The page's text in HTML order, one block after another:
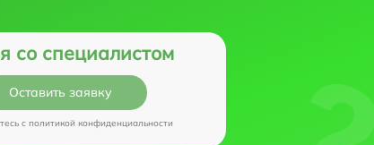
со специалистом
Оставить заявку
c политикой конфиденциальности